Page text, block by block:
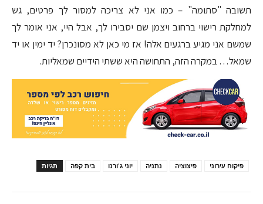
תשובה "סתומה" – כמו אני לא צריכה למסור לך פרטים, גש
למחלקת רישוי ברחוב ויצמן שם יסבירו לך, אבל היי, אני אומר לך
שמשם אני מגיע ברגעים אלה! אז מי כאן לא מסונכרן? יד ימין או יד
שמאל… במקרה הזה, התחושה היא ששתי הידיים שמאליות.
תגיות בית קפה יוני ג'ורנו נתניה פיצוציה פיקוח עירוני